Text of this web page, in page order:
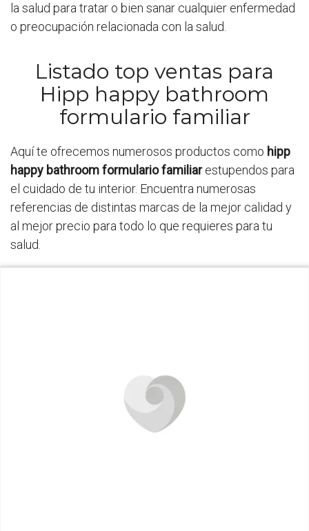
la salud para tratar o bien sanar cualquier enfermedad
o preocupación relacionada con la salud.
Listado top ventas para
Hipp happy bathroom
formulario familiar
Aquí te ofrecemos numerosos productos como hipp
happy bathroom formulario familiarestupendos para
el cuidado de tu interior. Encuentra numerosas
referencias de distintas marcas de la mejor calidad y
al mejor precio para todo lo que requieres para tu
salud.